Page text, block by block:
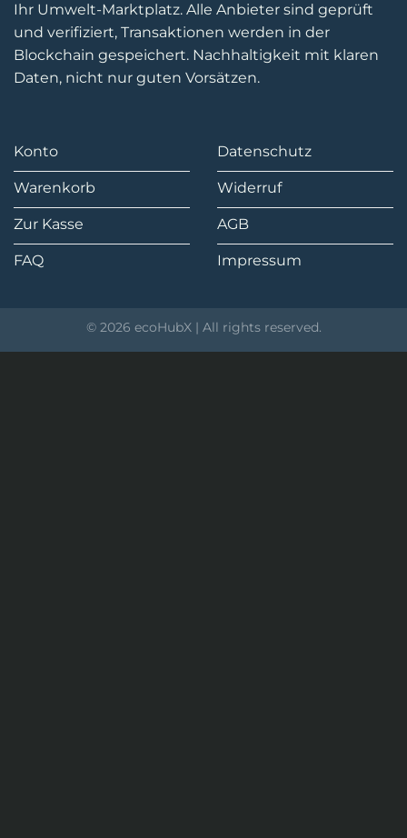
Ihr Umwelt-Marktplatz. Alle Anbieter sind geprüft
und verifiziert, Transaktionen werden in der
Blockchain gespeichert. Nachhaltigkeit mit klaren
Daten, nicht nur guten Vorsätzen.
Konto
Warenkorb
Zur Kasse
FAQ
Datenschutz
Widerruf
AGB
Impressum
© 2026 ecoHubX | All rights reserved.